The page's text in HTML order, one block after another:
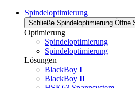
Spindeloptimierung
Schließe Spindeloptimierung Öffne
Optimierung
Spindeloptimierung
Spindeloptimierung
Lösungen
BlackBoy I
BlackBoy II